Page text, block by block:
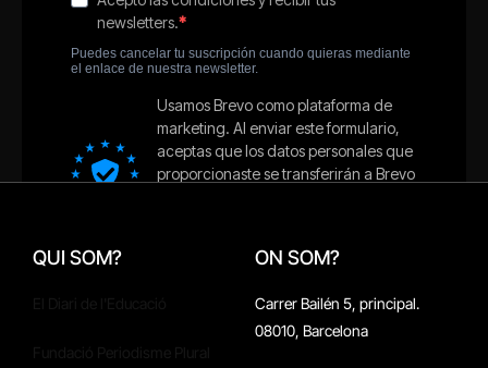
QUI SOM? ON SOM?
Carrer Bailén 5, principal.
08010, Barcelona